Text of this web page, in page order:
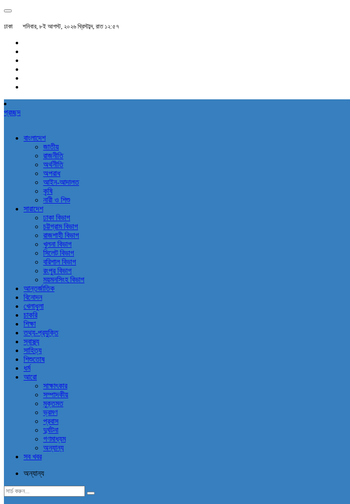
ঢাকা শনিবার, ৮ই আগস্ট, ২০২৬ খ্রিস্টাব্দ, রাত ১২:৫৭
প্রচ্ছদ
বাংলাদেশ
জাতীয়
রাজনীতি
অর্থনীতি
অপরাধ
আইন-আদালত
কৃষি
নারী ও শিশু
সারাদেশ
ঢাকা বিভাগ
চট্টগ্রাম বিভাগ
রাজশাহী বিভাগ
খুলনা বিভাগ
সিলেট বিভাগ
বরিশাল বিভাগ
রংপুর বিভাগ
ময়মনসিংহ বিভাগ
আন্তর্জাতিক
বিনোদন
খেলাধুলা
চাকরি
শিক্ষা
তথ্য-প্রযুক্তি
স্বাস্থ্য
সাহিত্য
শিশুতোষ
ধর্ম
আরো
সাক্ষাৎকার
সম্পাদকীয়
মুক্তমত
ভ্রমণ
প্রবাস
দুর্ঘটনা
গণমাধ্যম
অন্যান্য
সব খবর
অন্যান্য